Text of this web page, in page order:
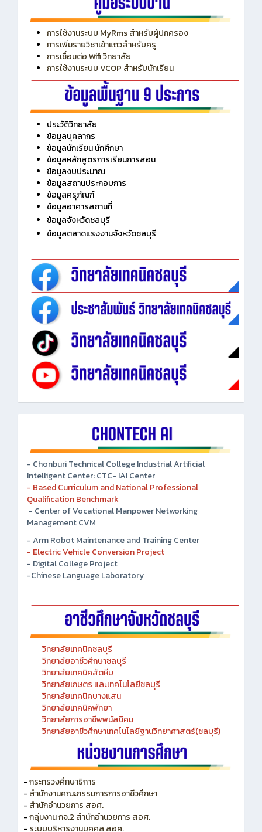
การใช้งานระบบ MyRms สำหรับผู้ปกครอง
การเพิ่มรายวิชาเข้าแถวสำหรับครู
การเชื่อมต่อ Wifi วิทยาลัย
การใช้งานระบบ VCOP สำหรับนักเรียน
ประวัติวิทยาลัย
ข้อมูลบุคลากร
ข้อมูลนักเรียน นักศึกษา
ข้อมูลหลักสูตรการเรียนการสอน
ข้อมูลงบประมาณ
ข้อมูลสถานประกอบการ
ข้อมูลครุภัณฑ์
ข้อมูลอาคารสถานที่
ข้อมูลจังหวัดชลบุรี
ข้อมูลตลาดแรงงานจังหวัดชลบุรี
- Chonburi Technical College Industrial Artificial
Intelligent Center: CTC- IAI Center
- Based Curriculum and National Professional
Qualification Benchmark
- Center of Vocational Manpower Networking
Management CVM
- Arm Robot Maintenance and Training Center
- Electric Vehicle Conversion Project
- Digital College Project
-Chinese Language Laboratory
วิทยาลัยเทคนิคชลบุรี
วิทยาลัยอาชีวศึกษาชลบุรี
วิทยาลัยเทคนิคสัตหีบ
วิทยาลัยเกษตร และเทคโนโลยีชลบุรี
วิทยาลัยเทคนิคบางแสน
วิทยาลัยเทคนิคพัทยา
วิทยาลัยการอาชีพพนัสนิคม
วิทยาลัยอาชีวศึกษาเทคโนโลยีฐานวิทยาศาสตร์(ชลบุรี)
-กระทรวงศึกษาธิการ
- สำนักงานคณะกรรมการการอาชีวศึกษา
- สำนักอำนวยการ สอศ.
-กลุ่มงาน กจ.2 สำนักอำนวยการ สอศ.
- ระบบบริหารงานบุคคล สอศ.